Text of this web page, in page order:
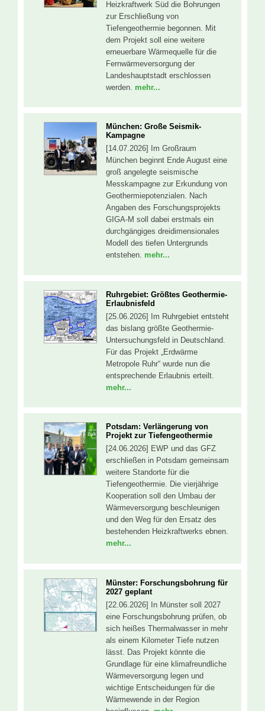
Heizkraftwerk Süd die Bohrungen
zur Erschließung von
Tiefengeothermie begonnen. Mit
dem Projekt soll eine weitere
erneuerbare Wärmequelle für die
Fernwärmeversorgung der
Landeshauptstadt erschlossen
werden. mehr...
München: Große Seismik-
Kampagne
[14.07.2026] Im Großraum
München beginnt Ende August eine
groß angelegte seismische
Messkampagne zur Erkundung von
Geothermiepotenzialen. Nach
Angaben des Forschungsprojekts
GIGA-M soll dabei erstmals ein
durchgängiges dreidimensionales
Modell des tiefen Untergrunds
entstehen. mehr...
Ruhrgebiet: Größtes Geothermie-
Erlaubnisfeld
[25.06.2026] Im Ruhrgebiet entsteht
das bislang größte Geothermie-
Untersuchungsfeld in Deutschland.
Für das Projekt „Erdwärme
Metropole Ruhr“ wurde nun die
entsprechende Erlaubnis erteilt.
mehr...
Potsdam: Verlängerung von
Projekt zur Tiefengeothermie
[24.06.2026] EWP und das GFZ
erschließen in Potsdam gemeinsam
weitere Standorte für die
Tiefengeothermie. Die vierjährige
Kooperation soll den Umbau der
Wärmeversorgung beschleunigen
und den Weg für den Ersatz des
bestehenden Heizkraftwerks ebnen.
mehr...
Münster: Forschungsbohrung für
2027 geplant
[22.06.2026] In Münster soll 2027
eine Forschungsbohrung prüfen, ob
sich heißes Thermalwasser in mehr
als einem Kilometer Tiefe nutzen
lässt. Das Projekt könnte die
Grundlage für eine klimafreundliche
Wärmeversorgung legen und
wichtige Entscheidungen für die
Wärmewende in der Region